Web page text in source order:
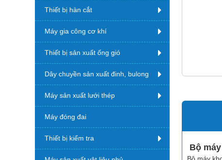
Bộ
Thiết bị hàn cắt
Máy gia công cơ khí
Thiết bị sản xuất ống gió
Dây chuyền sản xuất đinh, bulong
Máy sản xuất lưới thép
Máy đóng đai
Thiết bị kiểm tra